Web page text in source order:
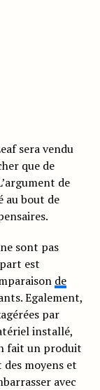
sera vendu
que de
de
au bout de
sont pas
est
de
Egalement,
par
installé,
fait un produit
moyens et
avec